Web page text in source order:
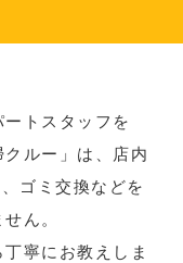
トスタッフを
クルー」は、店内
ゴミ交換などを
ん。
寧にお教えしま